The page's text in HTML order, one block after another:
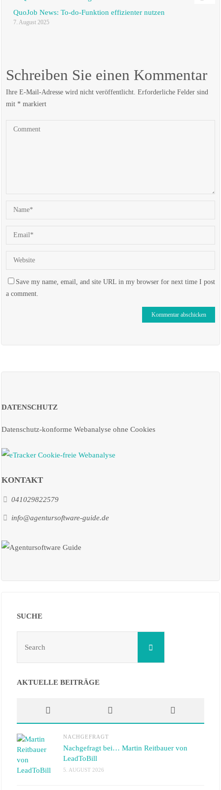
QuoJob News: To-do-Funktion effizienter nutzen
7. August 2025
Schreiben Sie einen Kommentar
Ihre E-Mail-Adresse wird nicht veröffentlicht. Erforderliche Felder sind
mit * markiert
Save my name, email, and site URL in my browser for next time I post
a comment.
DATENSCHUTZ
Datenschutz-konforme Webanalyse ohne Cookies
KONTAKT
041029822579
info@agentursoftware-guide.de
SUCHE
Search
AKTUELLE BEITRÄGE
NACHGEFRAGT
Nachgefragt bei… Martin Reitbauer von
LeadToBill
5. AUGUST 2026